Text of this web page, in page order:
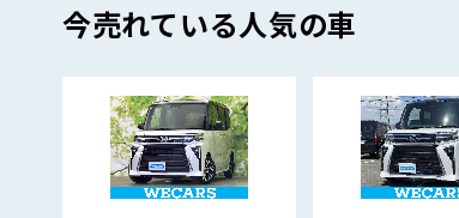
今売れている人気の車